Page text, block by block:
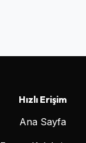
Hızlı Erişim
Ana Sayfa